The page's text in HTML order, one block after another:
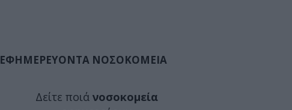
ΕΦΗΜΕΡΕΥΟΝΤΑ ΝΟΣΟΚΟΜΕΙΑ
Δείτε ποιά νοσοκομεία